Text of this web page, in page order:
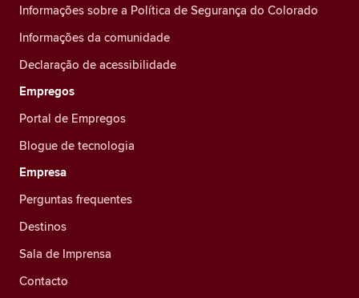
Informações sobre a Política de Segurança do Colorado
Informações da comunidade
Declaração de acessibilidade
Empregos
Portal de Empregos
Blogue de tecnologia
Empresa
Perguntas frequentes
Destinos
Sala de Imprensa
Contacto